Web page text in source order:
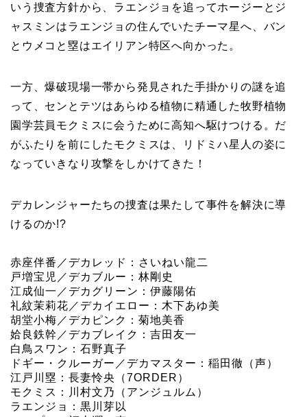
いう捜査方針から、ラエンジョを追ってホージーとジ
ャスミンはラエンジョの住んでいたチーマ星へ、バン
とウメコと塁はエイリアン特区へ向かった。
一方、爆破現場一帯から発見された手掛かりの謎を追
って、センとテツはあらゆる植物に精通した牧野植物
園学芸員モクミスに会うために高知へ駆けつける。だ
がふたりを前にしたモクミスは、リドミハ星人の姿に
なっていきなり攻撃をしかけてきた！
デカレンジャーたちの捜査は果たして事件を解決に導
けるのか!?
赤座伴番／デカレッド：さいねい龍二
戸増宝児／デカブルー：林剛史
江成仙一／デカグリーン：伊藤陽佑
礼紋茉莉花／デカイエロー：木下あゆ美
胡堂小梅／デカピンク：菊地美香
姶良鉄幹／デカブレイク：吉田友一
白鳥スワン：石野真子
ドギー・クルーガー／デカマスター：稲田徹（声）
江戸川塁：長妻怜央（7ORDER）
モクミス：川村文乃（アンジュルム）
ラエンジョ：黒川芽以